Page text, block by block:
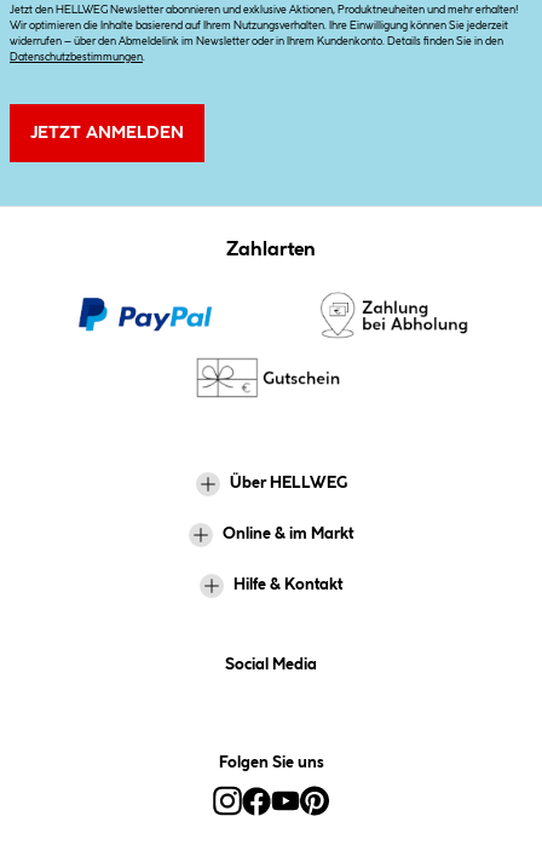
Jetzt den HELLWEG Newsletter abonnieren und exklusive Aktionen, Produktneuheiten und mehr erhalten!
Wir optimieren die Inhalte basierend auf Ihrem Nutzungsverhalten. Ihre Einwilligung können Sie jederzeit
widerrufen – über den Abmeldelink im Newsletter oder in Ihrem Kundenkonto. Details finden Sie in den
Datenschutzbestimmungen
JETZT ANMELDEN
Zahlarten
Über HELLWEG
Online & im Markt
Hilfe & Kontakt
Social Media
Folgen Sie uns